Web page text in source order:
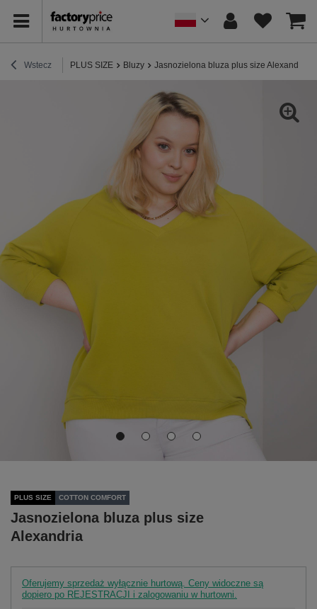
Wstecz PLUS SIZE Bluzy Jasnozielona bluza plus size Alexandria
PLUS SIZE COTTON COMFORT
Jasnozielona bluza plus size
Alexandria
Oferujemy sprzedaż wyłącznie hurtową. Ceny widoczne są
dopiero po REJESTRACJI i zalogowaniu w hurtowni.